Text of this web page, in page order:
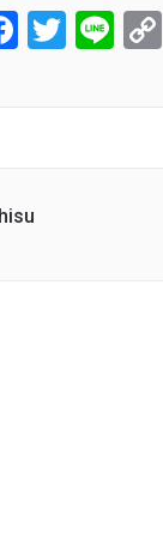
Facebook
Twitter
Line